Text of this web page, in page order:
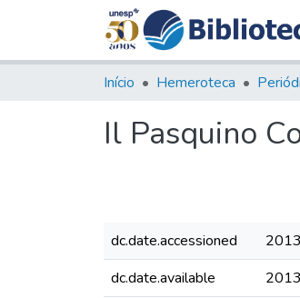
Início Hemeroteca
Il Pasquino
dc.date.accessioned
dc.date.available